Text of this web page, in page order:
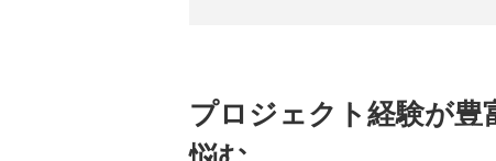
プロジェクト経験が